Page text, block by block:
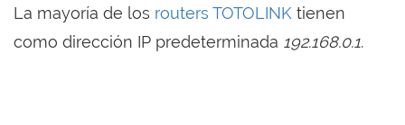
La mayoría de los routers TOTOLINK tienen
como dirección IP predeterminada 192.168.0.1.